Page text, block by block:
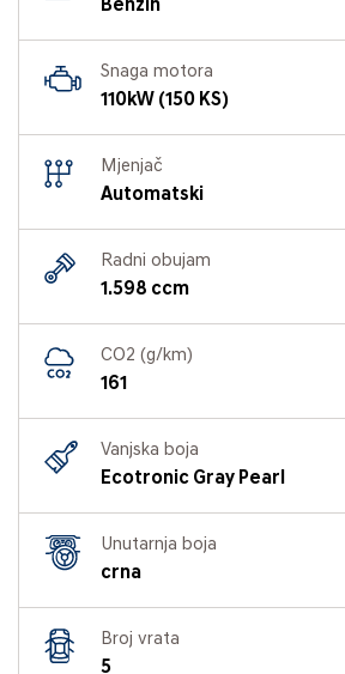
Benzin
Snaga motora
110kW (150 KS)
Mjenjač
Automatski
Radni obujam
1.598 ccm
CO2 (g/km)
161
Vanjska boja
Ecotronic Gray Pearl
Unutarnja boja
crna
Broj vrata
5